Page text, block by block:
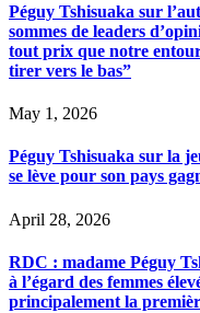
Péguy Tshisuaka sur
sommes de leaders
tout prix que notre
tirer vers le bas”
May 1, 2026
Péguy Tshisuaka sur la
se lève pour son pays
April 28, 2026
RDC : madame Péguy
à l’égard des femmes
principalement la